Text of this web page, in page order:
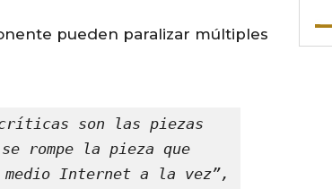
pueden paralizar múltiples
críticas son las piezas
rompe la pieza que
medio Internet a la vez”,